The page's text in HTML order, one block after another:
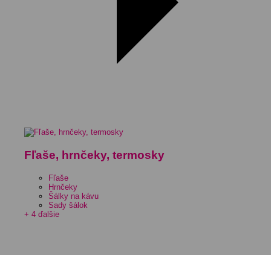
Fľaše, hrnčeky, termosky
Fľaše
Hrnčeky
Šálky na kávu
Sady šálok
+ 4 ďalšie